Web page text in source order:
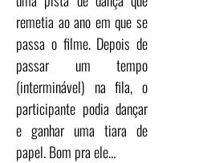
remetia ao ano em que se
passa o filme. Depois de
passar um tempo
(interminável) na fila, o
participante podia dançar
e ganhar uma tiara de
papel. Bom pra ele…